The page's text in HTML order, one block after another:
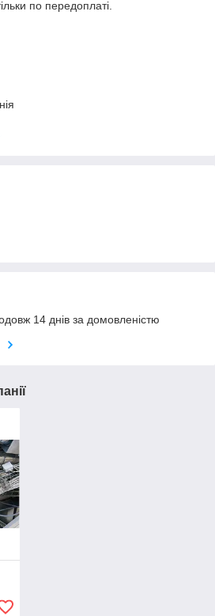
по передоплаті.
14 днів за домовленістю